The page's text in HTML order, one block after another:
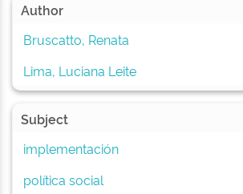
Author
Bruscatto, Renata
Lima, Luciana Leite
Subject
implementación
política social